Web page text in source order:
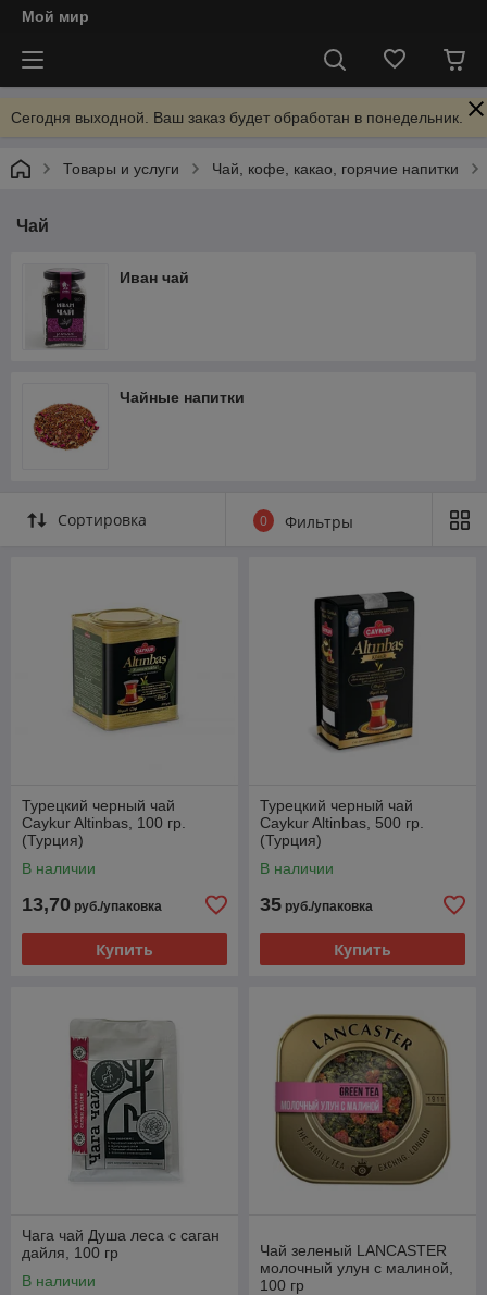
Мой мир
Сегодня выходной. Ваш заказ будет обработан в понедельник.
Товары и услуги Чай, кофе, какао, горячие напитки
Чай
Иван чай
Чайные напитки
Сортировка 0 Фильтры
Турецкий черный чай
Сaykur Altinbas, 100 гр.
(Турция)
В наличии
13,70 руб./упаковка
Купить
Турецкий черный чай
Сaykur Altinbas, 500 гр.
(Турция)
В наличии
35 руб./упаковка
Купить
Чага чай Душа леса с саган
дайля, 100 гр
В наличии
Чай зеленый LANCASTER
молочный улун с малиной,
100 гр